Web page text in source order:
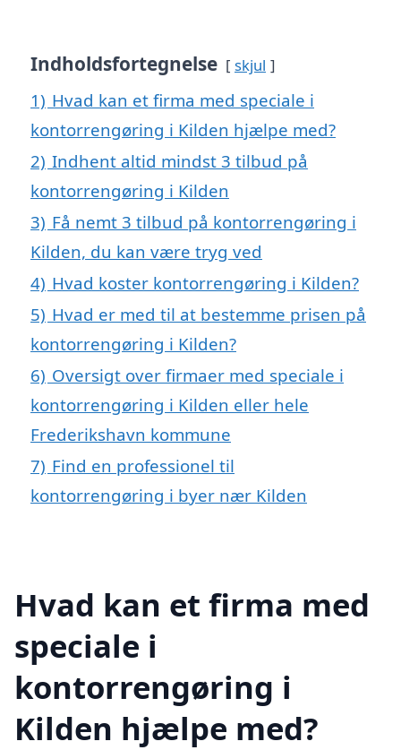
Indholdsfortegnelse skjul
1) Hvad kan et firma med speciale i
kontorrengøring i Kilden hjælpe med?
2) Indhent altid mindst 3 tilbud på
kontorrengøring i Kilden
3) Få nemt 3 tilbud på kontorrengøring i
Kilden, du kan være tryg ved
4) Hvad koster kontorrengøring i Kilden?
5) Hvad er med til at bestemme prisen på
kontorrengøring i Kilden?
6) Oversigt over firmaer med speciale i
kontorrengøring i Kilden eller hele
Frederikshavn kommune
7) Find en professionel til
kontorrengøring i byer nær Kilden
Hvad kan et firma med
speciale i
kontorrengøring i
Kilden hjælpe med?